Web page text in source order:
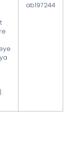
ab197244